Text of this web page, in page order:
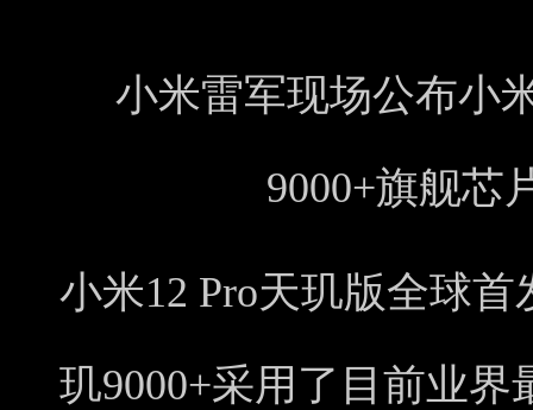
小米雷军现场公布小
9000+旗舰芯
小米12 Pro天玑版全球
玑9000+采用了目前业